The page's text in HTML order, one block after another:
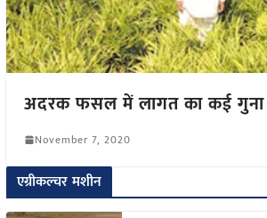
अदरक फसल में लागत का कई गुना
November 7, 2020
एग्रीकल्चर मशीन